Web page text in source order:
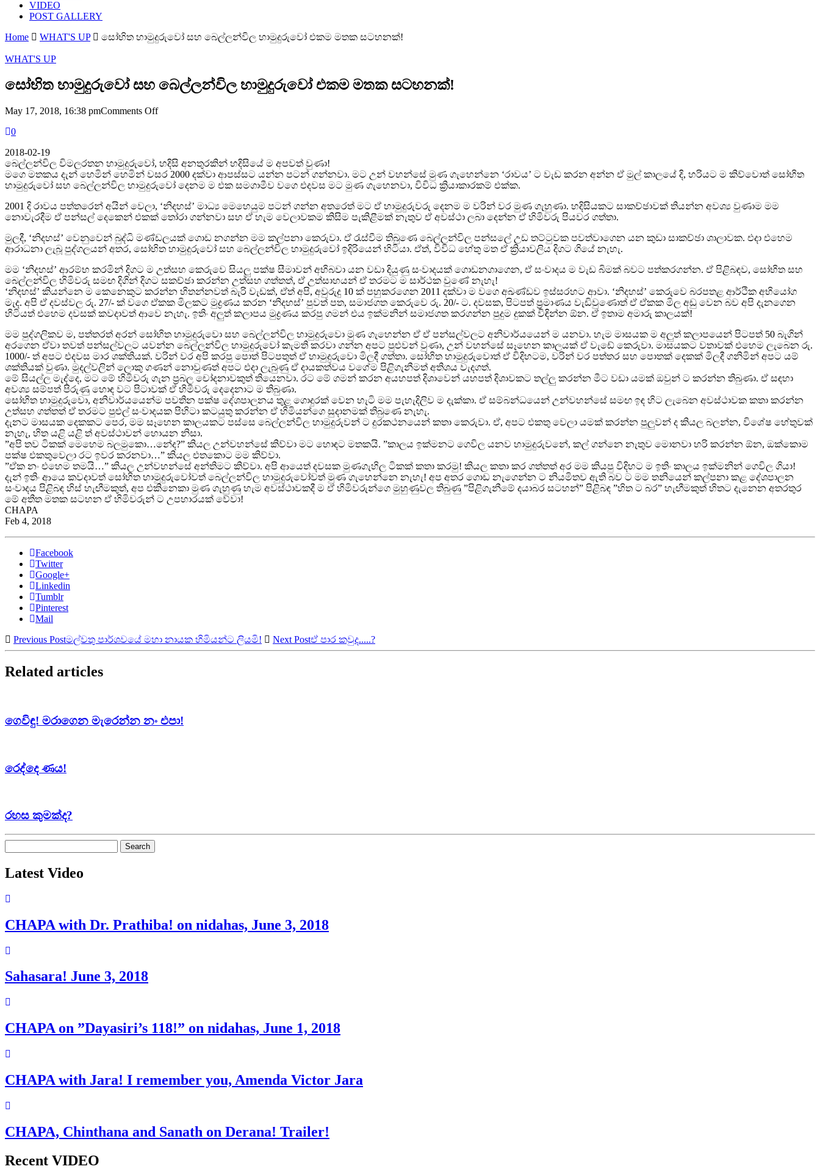
VIDEO
POST GALLERY
Home
WHAT'S UP සෝභිත හාමුදුරුවෝ සහ බෙල්ලන්විල හාමුදුරුවෝ එකම මතක සටහනක්!
WHAT'S UP
සෝභිත හාමුදුරුවෝ සහ බෙල්ලන්විල හාමුදුරුවෝ එකම මතක සටහනක්!
May 17, 2018, 16:38 pmComments Offon
හාමුදුරුවෝ
එකම
මතක
0
2018-02-19
බෙල්ලන්විල විමලරතන හාමුදුරුවෝ, හදිසි අනතුරකින් හදිසියේ ම අපවත් වුණා!
මගෙ මතකය දැන් හෙමින් හෙමින් වසර 2000 දක්වා ආපස්සට යන්න පටන් ගන්නවා. මට උන් වහන්සේ මුණ ගැහෙන්නෙ ‘රාවය’ ට වැඩ කරන අන්න ඒ මුල් කාලයේ දි, හරියට ම කිව්වොත් සෝභිත
හාමුදුරුවෝ සහ බෙල්ලන්විල හාමුදුරුවෝ දෙනම ම එක සමගාමීව වගෙ එදවස මට මුණ ගැහෙනවා, විවිධ ක්‍රියාකාරකම් එක්ක.
2001 දි රාවය පත්තරෙන් අයින් වෙලා, ‘නිදහස්’ මාධ්‍ය මෙහෙයුම පටන් ගන්න අතරෙත් මට ඒ හාමුදුරුවරු දෙනම ම වරින් වර මුණ ගැහුණා. හදිසියකට සාකච්ඡාවක් තියන්න අවශ්‍ය වුණාම මම
නොවැරදීම ඒ පන්සල් දෙකෙන් එකක් තෝරා ගන්නවා සහ ඒ හැම වෙලාවකම කිසිම පැකිළීමක් නැතුව ඒ අවස්ථා ලබා දෙන්න ඒ හිමිවරු පියවර ගත්තා.
මුලදී, ‘නිදහස්’ වෙනුවෙන් බුද්ධි මණ්ඩලයක් ගොඩ නගන්න මම කල්පනා කෙරුවා. ඒ රැස්වීම තිබුණෙ බෙල්ලන්විල පන්සලේ උඩ තට්ටුවක පවත්වාගෙන යන කුඩා සාකච්ඡා ශාලාවක. එදා එහෙම
ආරාධනා ලැබූ පුද්ගලයන් අතර, සෝභිත හාමුදුරුවෝ සහ බෙල්ලන්චිල හාමුදුරුවෝ ඉදිරියෙන් හිටියා. ඒත්, විවිධ හේතු මත ඒ ක්‍රියාවලිය දිගට ගියේ නැහැ.
මම ‘නිදහස්’ ආරම්භ කරමින් දිගට ම උත්සහ කෙරුවෙ සියලු පක්ෂ සීමාවන් අභිබවා යන වඩා දියුණු සංවාදයක් ගොඩනගාගෙන, ඒ සංවාදය ම වැඩ බිමක් බවට පත්කරගන්න. ඒ පිළිබඳව, සෝභිත සහ
බෙල්ලන්විල හිමිවරු සමඟ දිගින් දිගට සකච්ඡා කරන්න උත්සහ ගත්තත්, ඒ උත්සාහයන් ඒ තරමට ම සාර්ථක වුණේ නැහැ!
‘නිදහස්’ කියන්නෙ ම කෙනෙකුට කරන්න හිතන්නවත් බැරි වැඩක්, ඒත් අපි, අවුරුදු 10 ක් පහුකරගෙන 2011 දක්වා ම වගෙ අඛණ්ඩව ඉස්සරහට ආවා. ‘නිදහස්’ කෙරුවෙ බරපතළ ආර්ථික අභියෝග
මැද. අපි ඒ දවස්වල රු. 27/- ක් වගෙ ඒකක මිලකට මුද්‍රණය කරන ‘නිදහස්’ පුවත් පත, සමාජගත කෙරුවෙ රු. 20/- ට. දවසක, පිටපත් ප්‍රමාණය වැඩිවුණොත් ඒ ඒකක මිල අඩු වෙන බව අපි දැනගෙන
හිටියත් එහෙම දවසක් කවදාවත් ආවෙ නැහැ. ඉතිං අලුත් කලාපය මුද්‍රණය කරපු ගමන් එය ඉක්මනින් සමාජගත කරගන්න පුදුම දුකක් විඳින්න ඕන. ඒ ඉතාම අමාරු කාලයක්!
මම පුද්ගලිකව ම, පත්තරත් අරන් සෝභිත හාමුදුරුවො සහ බෙල්ලන්විල හාමුදුරුවො මුණ ගැහෙන්න ඒ ඒ පන්සල්වලට අනිවාර්යයෙන් ම යනවා. හැම මාසයක ම අලුත් කලාපයෙන් පිටපත් 50 බැගින්
අරගෙන ඒවා තවත් පන්සල්වලට යවන්න බෙල්ලන්විල හාමුදුරුවෝ කැමති කරවා ගන්න අපට පුළුවන් වුණා, උන් වහන්සේ සෑහෙන කාලයක් ඒ වැඩේ කෙරුවා. මාසයකට වතාවක් එහෙම ලැබෙන රු.
1000/- ත් අපට එදවස මාර ශක්තියක්. වරින් වර අපි කරපු පොත් පිටපතුත් ඒ හාමුදුරුවො මිලදී ගත්තා. සෝභිත හාමුදුරුවොත් ඒ විදිහටම, වරින් වර පත්තර සහ පොතක් දෙකක් මිලදී ගනිමින් අපට යම්
ශක්තියක් වුණා. මුදල්වලින් ලොකු ගණන් නොවුණත් අපට එදා ලැබුණු ඒ දායකත්වය වගේම පිළිගැනීමත් අතිශය වැදගත්.
මේ සියල්ල මැද්දෙ, මට මේ හිමිවරු ගැන ප්‍රබල චෝදනාවකුත් තියෙනවා. රට මේ ගමන් කරන අයහපත් දිශාවෙන් යහපත් දිශාවකට තල්ලු කරන්න මීට වඩා යමක් ඔවුන් ට කරන්න තිබුණා. ඒ සඳහා
අවශ්‍ය සම්පත් පිරුණු හොඳ වට පිටාවක් ඒ හිමිවරු දෙදෙනාට ම තිබුණා.
සෝභිත හාමුදුරුවො, අනිවාර්යයෙන්ම පවතින පක්ෂ දේශපාලනය තුළ ගොදුරක් වෙන හැටි මම පැහැදිලිව ම දැක්කා. ඒ සම්බන්ධයෙන් උන්වහන්සේ සමඟ ඉඳ හිට ලැබෙන අවස්ථාවක කතා කරන්න
උත්සහ ගත්තත් ඒ තරමට පුළුල් සංවාදයක පිහිටා කටයුතු කරන්න ඒ හිමියන්ගෙ සුදානමක් තිබුණෙ නැහැ.
දැනට මාසයක දෙකකට පෙර, මම සෑහෙන කාලයකට පස්සෙ බෙල්ලන්විල හාමුදුරුවන් ට දුරකථනයෙන් කතා කෙරුවා. ඒ, අපට එකතු වෙලා යමක් කරන්න පුලුවන් ද කියල බලන්න, විශේෂ හේතුවක්
නැහැ, හිත යළි යළි ත් අවස්ථාවන් හොයන නිසා.
”අපි තව ටිකක් මෙහෙම බලමුකො…නේද?” කියල උන්වහන්සේ කිව්වා මට හොඳට මතකයි. ”කාලය ඉක්මනට ගෙවිල යනව හාමුදුරුවනේ, කල් ගන්නෙ නැතුව මොනවා හරි කරන්න ඕන, ඔක්කොම
පක්ෂ එකතුවෙලා රට ඉවර කරනවා…” කියල එතකොට මම කිව්වා.
”ඒක නං එහෙම තමයි…” කියල උන්වහන්සේ අන්තිමට කිව්වා. අපි ආයෙත් දවසක මුණගැහිල ටිකක් කතා කරමු! කියල කතා කර ගත්තත් අර මම කියපු විදිහට ම ඉතිං කාලය ඉක්මනින් ගෙවිල ගියා!
දැන් ඉතිං ආයෙ කවදාවත් සෝභිත හාමුදුරුවෝවත් බෙල්ලන්විල හාමුදුරුවෝවත් මුණ ගැහෙන්නෙ නැහැ! අප අතර ගොඩ නැගෙන්න ට නියමිතව ඇති බව ට මම තනියෙන් කල්පනා කළ දේශපාලන
සංවාදය පිළිබඳ හිස් හැඟීමකුත්, අප එකිනෙකා මුණ ගැහුණු හැම අවස්ථාවකදී ම ඒ හිමිවරුන්ගෙ මුහුණුවල තිබුණු ”පිළිගැනීමේ දයාබර සටහන්” පිළිබඳ ”හිත ට බර” හැඟීමකුත් හිතට දැනෙන අතරතුර
මේ අතීත මතක සටහන ඒ හිමිවරුන් ට උපහාරයක් වේවා!
CHAPA
Feb 4, 2018
Facebook
Twitter
Google+
Linkedin
Tumblr
Pinterest
Mail
Previous Postමල්වතු පාර්ශවයේ මහා නායක හිමියන්ට ලියමි! Next Postඒ පාර කවුද.....?
Related articles
ගෙවිඳු! මරාගෙන මැරෙන්න නං එපා!
රෙද්දෙ ණය!
රහස කුමක්ද?
for:
Latest Video
CHAPA with Dr. Prathiba! on nidahas, June 3, 2018
Sahasara! June 3, 2018
CHAPA on ”Dayasiri’s 118!” on nidahas, June 1, 2018
CHAPA with Jara! I remember you, Amenda Victor Jara
CHAPA, Chinthana and Sanath on Derana! Trailer!
Recent VIDEO